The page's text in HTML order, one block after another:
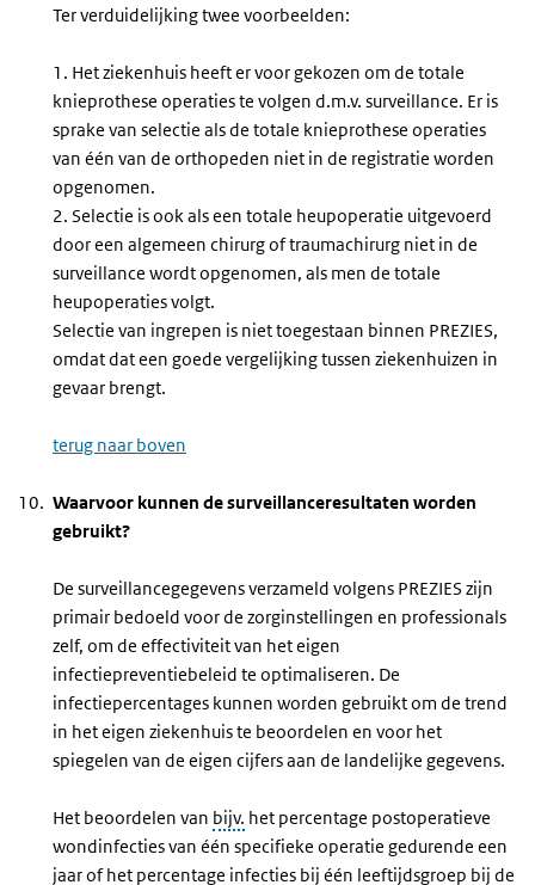
Ter verduidelijking twee voorbeelden:
1. Het ziekenhuis heeft er voor gekozen om de totale
knieprothese operaties te volgen d.m.v. surveillance. Er is
sprake van selectie als de totale knieprothese operaties
van één van de orthopeden niet in de registratie worden
opgenomen.
2. Selectie is ook als een totale heupoperatie uitgevoerd
door een algemeen chirurg of traumachirurg niet in de
surveillance wordt opgenomen, als men de totale
heupoperaties volgt.
Selectie van ingrepen is niet toegestaan binnen PREZIES,
omdat dat een goede vergelijking tussen ziekenhuizen in
gevaar brengt.
terug naar boven
Waarvoor kunnen de surveillanceresultaten worden
gebruikt?
De surveillancegegevens verzameld volgens PREZIES zijn
primair bedoeld voor de zorginstellingen en professionals
zelf, om de effectiviteit van het eigen
infectiepreventiebeleid te optimaliseren. De
infectiepercentages kunnen worden gebruikt om de trend
in het eigen ziekenhuis te beoordelen en voor het
spiegelen van de eigen cijfers aan de landelijke gegevens.
Het beoordelen van bijv. het percentage postoperatieve
wondinfecties van één specifieke operatie gedurende een
jaar of het percentage infecties bij één leeftijdsgroep bij de